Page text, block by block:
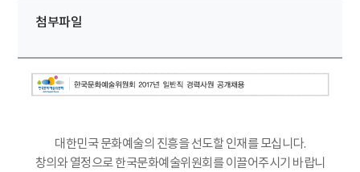
첨부파일
대한민국 문화예술의 진흥을 선도할 인재를 모십니다.
창의와 열정으로 한국문화예술위원회를 이끌어주시기 바랍니